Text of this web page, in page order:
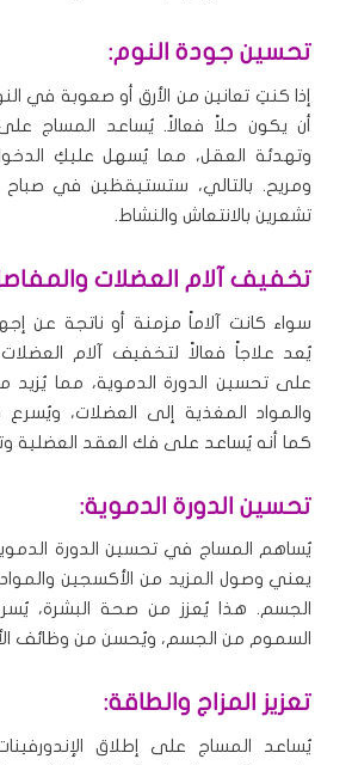
تحسين جودة النوم:
إذا كنتِ تعانين من الأرق أو صعوبة في
أن يكون حلاً فعالاً. يُساعد المساج
وتهدئة العقل، مما يُسهل عليكِ
ومريح. بالتالي، ستستيقظين في صباح
تشعرين بالانتعاش والنشاط.
تخفيف آلام العضلات
سواء كانت آلاماً مزمنة أو ناتجة عن
يُعد علاجاً فعالاً لتخفيف آلام
على تحسين الدورة الدموية، مما يُزيد
والمواد المغذية إلى العضلات،
كما أنه يُساعد على فك العقد العضلية
تحسين الدورة الدموية:
يُساهم المساج في تحسين الدورة
يعني وصول المزيد من الأكسجين والمواد
الجسم. هذا يُعزز من صحة البشرة،
السموم من الجسم، ويُحسن من وظائف
تعزيز المزاج والطاقة:
يُساعد المساج على إطلاق